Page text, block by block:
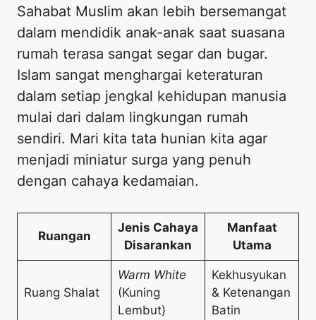
Sahabat Muslim akan lebih bersemangat
dalam mendidik anak-anak saat suasana
rumah terasa sangat segar dan bugar.
Islam sangat menghargai keteraturan
dalam setiap jengkal kehidupan manusia
mulai dari dalam lingkungan rumah
sendiri. Mari kita tata hunian kita agar
menjadi miniatur surga yang penuh
dengan cahaya kedamaian.
Ruangan
Jenis Cahaya
Disarankan
Manfaat
Utama
Ruang Shalat
Warm White
(Kuning
Lembut)
Kekhusyukan
& Ketenangan
Batin